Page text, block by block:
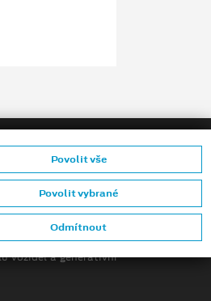
vozidel a generativní
Odmítnout
Povolit vybrané
Povolit vše